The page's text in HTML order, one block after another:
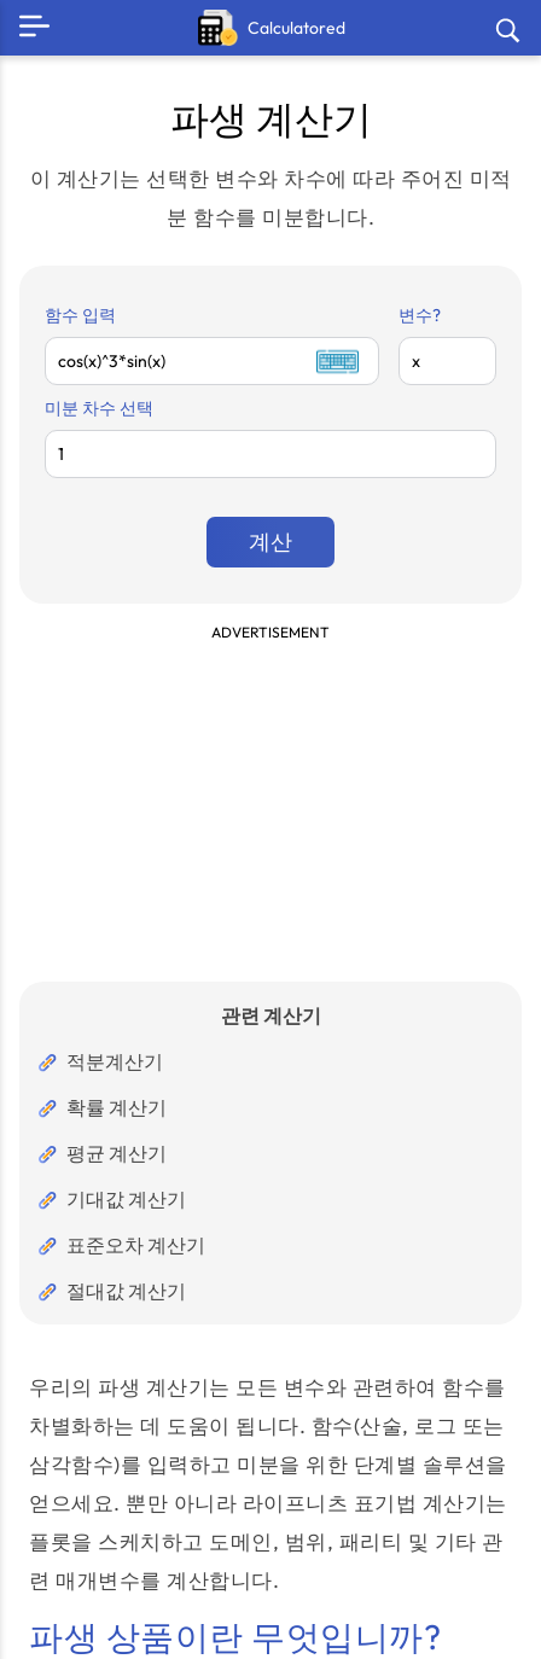
Calculatored
파생 계산기
이 계산기는 선택한 변수와 차수에 따라 주어진 미적
분 함수를 미분합니다.
함수 입력 변수?
미분 차수 선택
계산
ADVERTISEMENT
관련 계산기
적분계산기
확률 계산기
평균 계산기
기대값 계산기
표준오차 계산기
절대값 계산기
우리의 파생 계산기는 모든 변수와 관련하여 함수를
차별화하는 데 도움이 됩니다. 함수(산술, 로그 또는
삼각함수)를 입력하고 미분을 위한 단계별 솔루션을
얻으세요. 뿐만 아니라 라이프니츠 표기법 계산기는
플롯을 스케치하고 도메인, 범위, 패리티 및 기타 관
련 매개변수를 계산합니다.
파생 상품이란 무엇입니까?